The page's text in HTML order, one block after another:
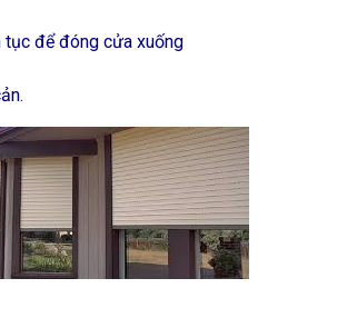
tục để đóng cửa xuống